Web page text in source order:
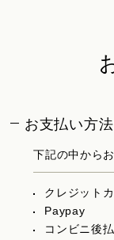
お支払い方
下記の中から
クレジット
Paypay
コンビニ後